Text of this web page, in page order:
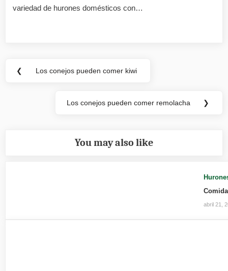
variedad de hurones domésticos con…
Navegación
❮
Previous
Los conejos pueden comer kiwi
Next
Los conejos pueden comer remolacha ❯
You may also like
abril 21,